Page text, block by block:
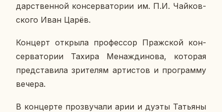
дар­ствен­ной кон­сер­ва­то­рии им. П.И. Чай­ков­
ско­го Иван Царёв.
Кон­церт от­кры­ла про­фес­сор Праж­ской кон­
сер­ва­то­рии Тахира Ме­на­жди­но­ва, ко­то­рая
пред­ста­ви­ла зри­те­лям ар­ти­стов и про­грам­му
вечера.
В кон­цер­те про­зву­ча­ли арии и дуэты Та­тья­ны